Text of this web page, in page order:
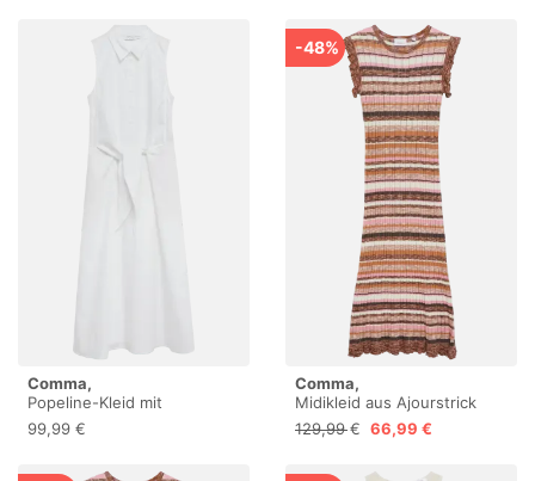
Comma,
Popeline-Kleid mit
Schleifen-Detail
99,99 €
-48%
Comma,
Midikleid aus Ajourstrick
129,99 € 66,99 €